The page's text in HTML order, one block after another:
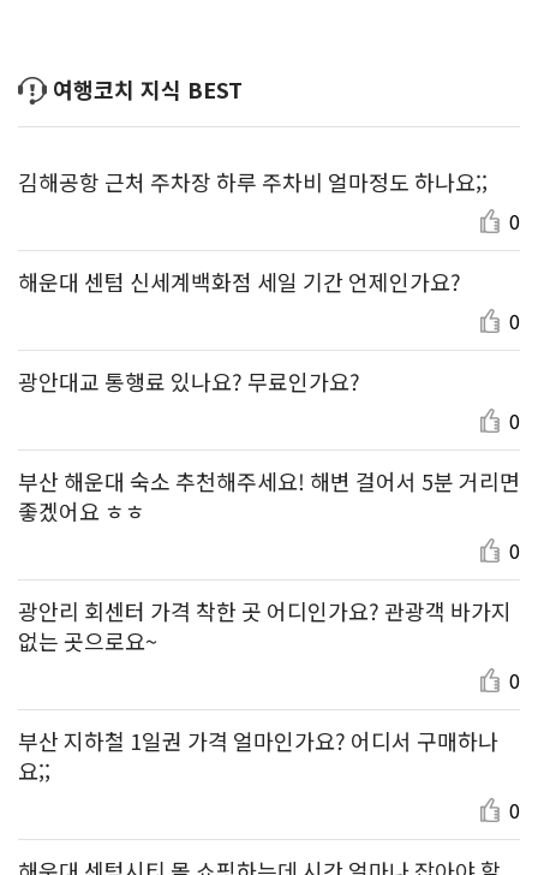
여행코치 지식 BEST
김해공항 근처 주차장 하루 주차비 얼마정도 하나요;;
0
해운대 센텀 신세계백화점 세일 기간 언제인가요?
0
광안대교 통행료 있나요? 무료인가요?
0
부산 해운대 숙소 추천해주세요! 해변 걸어서 5분 거리면
좋겠어요 ㅎㅎ
0
광안리 회센터 가격 착한 곳 어디인가요? 관광객 바가지
없는 곳으로요~
0
부산 지하철 1일권 가격 얼마인가요? 어디서 구매하나
요;;
0